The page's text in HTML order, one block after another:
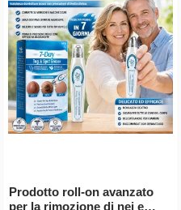
Prodotto roll-on avanzato
per la rimozione di nei e